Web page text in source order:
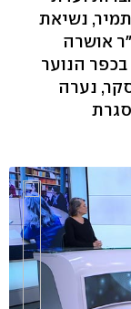
תמיר, נשיאת
אושרה
הנוער
נערה